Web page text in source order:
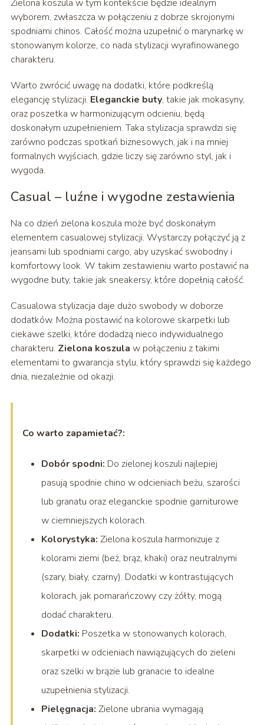
Zielona koszula w tym kontekście będzie idealnym
wyborem, zwłaszcza w połączeniu z dobrze skrojonymi
spodniami chinos. Całość można uzupełnić o marynarkę w
stonowanym kolorze, co nada stylizacji wyrafinowanego
charakteru.
Warto zwrócić uwagę na dodatki, które podkreślą
elegancję stylizacji. Eleganckie buty, takie jak mokasyny,
oraz poszetka w harmonizującym odcieniu, będą
doskonałym uzupełnieniem. Taka stylizacja sprawdzi się
zarówno podczas spotkań biznesowych, jak i na mniej
formalnych wyjściach, gdzie liczy się zarówno styl, jak i
wygoda.
Casual – luźne i wygodne zestawienia
Na co dzień zielona koszula może być doskonałym
elementem casualowej stylizacji. Wystarczy połączyć ją z
jeansami lub spodniami cargo, aby uzyskać swobodny i
komfortowy look. W takim zestawieniu warto postawić na
wygodne buty, takie jak sneakersy, które dopełnią całość.
Casualowa stylizacja daje dużo swobody w doborze
dodatków. Można postawić na kolorowe skarpetki lub
ciekawe szelki, które dodadzą nieco indywidualnego
charakteru. Zielona koszula w połączeniu z takimi
elementami to gwarancja stylu, który sprawdzi się każdego
dnia, niezależnie od okazji.
Co warto zapamietać?:
Dobór spodni: Do zielonej koszuli najlepiej
pasują spodnie chino w odcieniach beżu, szarości
lub granatu oraz eleganckie spodnie garniturowe
w ciemniejszych kolorach.
Kolorystyka: Zielona koszula harmonizuje z
kolorami ziemi (beż, brąz, khaki) oraz neutralnymi
(szary, biały, czarny). Dodatki w kontrastujących
kolorach, jak pomarańczowy czy żółty, mogą
dodać charakteru.
Dodatki: Poszetka w stonowanych kolorach,
skarpetki w odcieniach nawiązujących do zieleni
oraz szelki w brązie lub granacie to idealne
uzupełnienia stylizacji.
Pielęgnacja: Zielone ubrania wymagają